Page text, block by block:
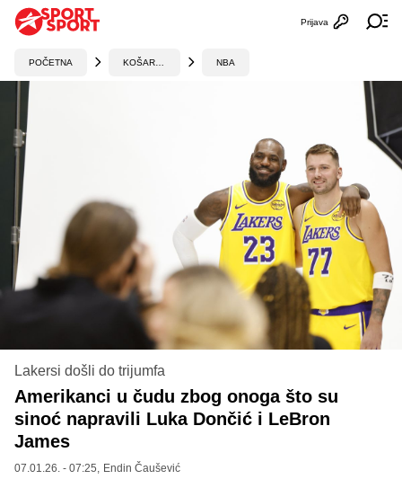
Otvori
Prijava
POČETNA NBA
Lakersi došli do trijumfa
Amerikanci u čudu zbog onoga što su
sinoć napravili Luka Dončić i LeBron
James
07.01.26. - 07:25, Endin Čaušević